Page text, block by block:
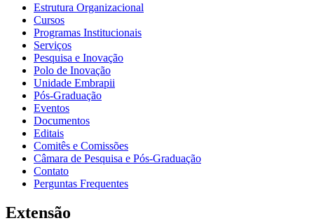
Estrutura Organizacional
Cursos
Programas Institucionais
Serviços
Pesquisa e Inovação
Polo de Inovação
Unidade Embrapii
Pós-Graduação
Eventos
Documentos
Editais
Comitês e Comissões
Câmara de Pesquisa e Pós-Graduação
Contato
Perguntas Frequentes
Extensão